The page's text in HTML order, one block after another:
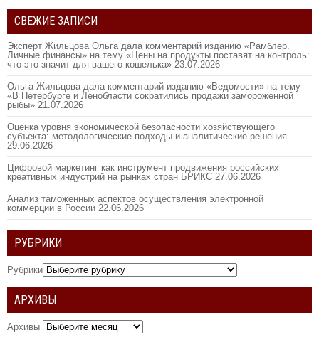
СВЕЖИЕ ЗАПИСИ
Эксперт Жильцова Ольга дала комментарий изданию «Рамблер.
Личные финансы» на тему «Цены на продукты поставят на контроль:
что это значит для вашего кошелька» 23.07.2026
Ольга Жильцова дала комментарий изданию «Ведомости» на тему
«В Петербурге и Ленобласти сократились продажи замороженной
рыбы» 21.07.2026
Оценка уровня экономической безопасности хозяйствующего
субъекта: методологические подходы и аналитические решения
29.06.2026
Цифровой маркетинг как инструмент продвижения российских
креативных индустрий на рынках стран БРИКС 27.06.2026
Анализ таможенных аспектов осуществления электронной
коммерции в России 22.06.2026
РУБРИКИ
Рубрики
АРХИВЫ
Архивы